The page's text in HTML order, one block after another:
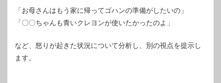
「お母さんはもう家に帰ってゴハンの準備がしたいの」
「〇〇ちゃんも青いクレヨンが使いたかったのよ」
など、怒りが起きた状況について分析し、別の視点を提示し
ます。